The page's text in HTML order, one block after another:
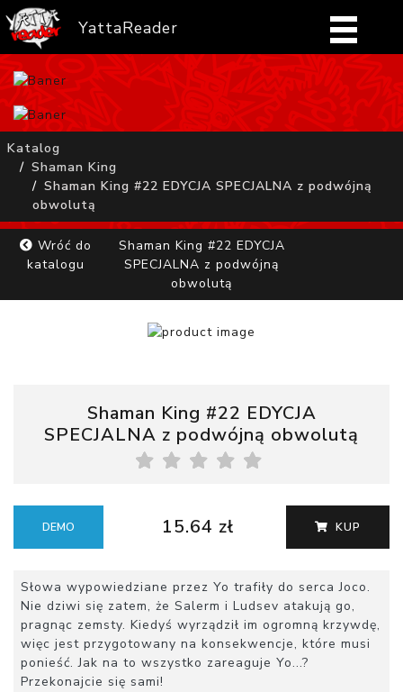
YattaReader
Home
FAQ
Mangi
Zaloguj się
Katalog
Shaman King
Shaman King #22 EDYCJA SPECJALNA z podwójną
obwolutą
Wróć do
katalogu
Shaman King #22 EDYCJA
SPECJALNA z podwójną
obwolutą
Shaman King #22 EDYCJA
SPECJALNA z podwójną obwolutą
DEMO 15.64 zł KUP
Słowa wypowiedziane przez Yo trafiły do serca Joco.
Nie dziwi się zatem, że Salerm i Ludsev atakują go,
pragnąc zemsty. Kiedyś wyrządził im ogromną krzywdę,
więc jest przygotowany na konsekwencje, które musi
ponieść. Jak na to wszystko zareaguje Yo...?
Przekonajcie się sami!